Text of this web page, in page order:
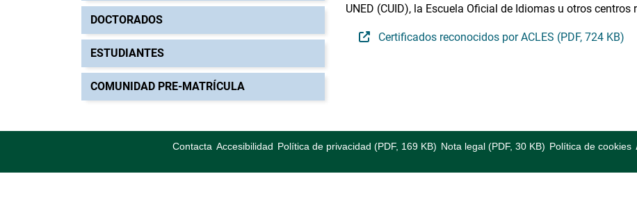
DOCTORADOS
ESTUDIANTES
COMUNIDAD PRE-MATRÍCULA
UNED (CUID), la Escuela Oficial de Idiomas u otros centros
Certificados reconocidos por ACLES (PDF, 724 KB)
Contacta Accesibilidad Política de privacidad (PDF, 169 KB) Nota legal (PDF, 30 KB) Política de cookies